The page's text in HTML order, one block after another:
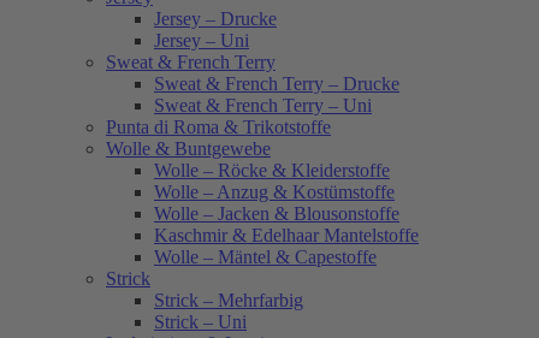
Jersey – Drucke
Jersey – Uni
Sweat & French Terry
Sweat & French Terry – Drucke
Sweat & French Terry – Uni
Punta di Roma & Trikotstoffe
Wolle & Buntgewebe
Wolle – Röcke & Kleiderstoffe
Wolle – Anzug & Kostümstoffe
Wolle – Jacken & Blousonstoffe
Kaschmir & Edelhaar Mantelstoffe
Wolle – Mäntel & Capestoffe
Strick
Strick – Mehrfarbig
Strick – Uni